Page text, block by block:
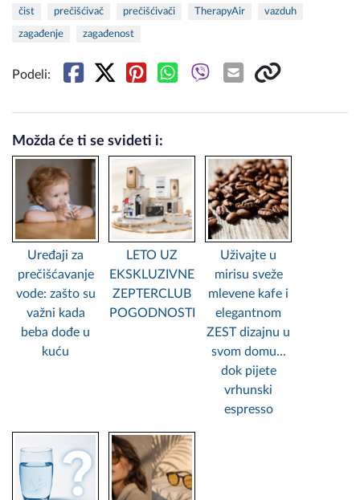
čist prečišćivač prečišćivači TherapyAir vazduh
zagađenje zagađenost
Podeli:
Možda će ti se svideti i:
Uređaji za
prečišćavanje
vode: zašto su
važni kada
beba dođe u
kuću
LETO UZ
EKSKLUZIVNE
ZEPTERCLUB
POGODNOSTI
Uživajte u
mirisu sveže
mlevene kafe i
elegantnom
ZEST dizajnu u
svom domu...
dok pijete
vrhunski
espresso